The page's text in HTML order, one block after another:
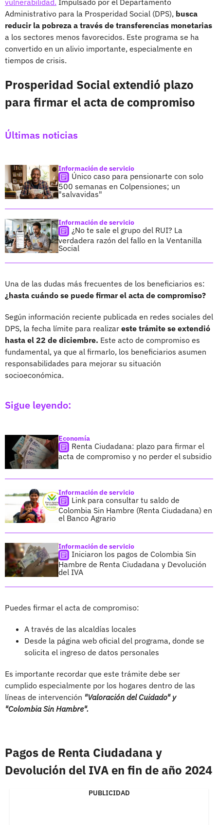
Administrativo para la Prosperidad Social (DPS), busca
reducir la pobreza a través de transferencias monetarias
a los sectores menos favorecidos. Este programa se ha
convertido en un alivio importante, especialmente en
tiempos de crisis.
Prosperidad Social extendió plazo
para firmar el acta de compromiso
Últimas noticias
Información de servicio
Único caso para pensionarte con solo
500 semanas en Colpensiones; un
"salvavidas"
Información de servicio
¿No te sale el grupo del RUI? La
verdadera razón del fallo en la Ventanilla
Social
Una de las dudas más frecuentes de los beneficiarios es:
¿hasta cuándo se puede firmar el acta de compromiso?
Según información reciente publicada en redes sociales del
DPS, la fecha límite para realizar este trámite se extendió
hasta el 22 de diciembre. Este acto de compromiso es
fundamental, ya que al firmarlo, los beneficiarios asumen
responsabilidades para mejorar su situación
socioeconómica.
Sigue leyendo:
Economía
Renta Ciudadana: plazo para firmar el
acta de compromiso y no perder el subsidio
Información de servicio
Link para consultar tu saldo de
Colombia Sin Hambre (Renta Ciudadana) en
el Banco Agrario
Información de servicio
Iniciaron los pagos de Colombia Sin
Hambre de Renta Ciudadana y Devolución
del IVA
Puedes firmar el acta de compromiso:
A través de las alcaldías locales
Desde la página web oficial del programa, donde se
solicita el ingreso de datos personales
Es importante recordar que este trámite debe ser
cumplido especialmente por los hogares dentro de las
líneas de intervención "Valoración del Cuidado" y
"Colombia Sin Hambre".
Pagos de Renta Ciudadana y
Devolución del IVA en fin de año 2024
PUBLICIDAD